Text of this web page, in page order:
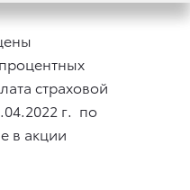
страховой
г. по
в акции